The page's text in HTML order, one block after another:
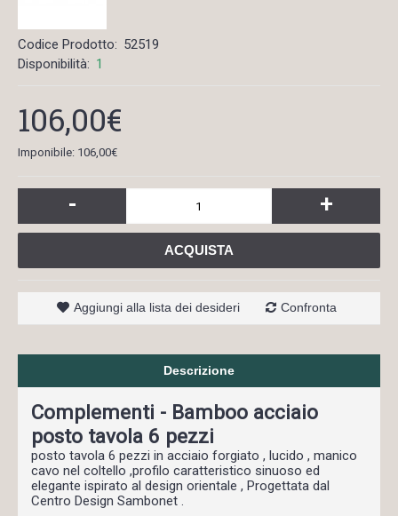
Codice Prodotto: 52519
Disponibilità: 1
106,00€
Imponibile: 106,00€
- +
ACQUISTA
Aggiungi alla lista dei desideri Confronta
Descrizione
Complementi - Bamboo acciaio
posto tavola 6 pezzi
posto tavola 6 pezzi in acciaio forgiato , lucido , manico
cavo nel coltello ,profilo caratteristico sinuoso ed
elegante ispirato al design orientale , Progettata dal
Centro Design Sambonet .